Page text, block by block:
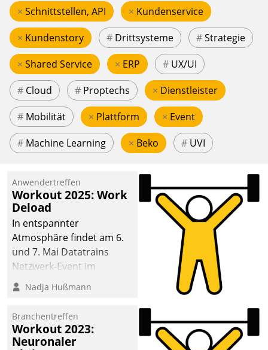
× Schnittstellen, API × Kundenservice
× Kundenstory # Drittsysteme #Strategie
× Shared Service × ERP # UX/UI
# Cloud # Proptechs × Dienstleister
# Mobilität × Plattform × Event
# Machine Learning × Beko # UVI
Anwendertreffen
Workout 2025: Work
Deload
In entspannter
Atmosphäre findet am 6.
und 7. Mai Datatrains
Netzwerk-Event im
Kunden- und Partnerkreis
statt. Zentrale Frage: Wie
Mammutprojekte
meistern und Workloads
Nadja Hußmann
Branchentreffen
Workout 2023:
Neuronaler